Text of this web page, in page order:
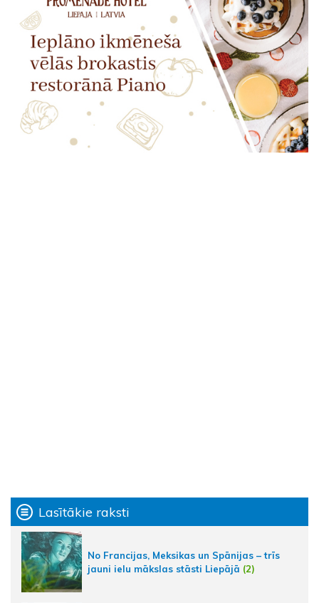
Lasītākie raksti
No Francijas, Meksikas un Spānijas – trīs
jauni ielu mākslas stāsti Liepājā (2)